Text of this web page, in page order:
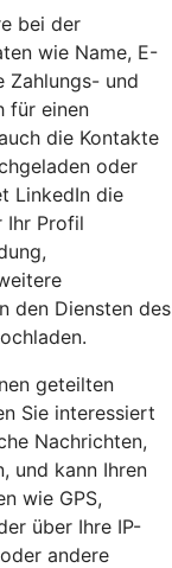
bei der
wie Name, E-
Zahlungs- und
für einen
die Kontakte
oder
LinkedIn die
Ihr Profil
den Diensten des
geteilten
Sie interessiert
Nachrichten,
und kann Ihren
wie GPS,
über Ihre IP-
andere